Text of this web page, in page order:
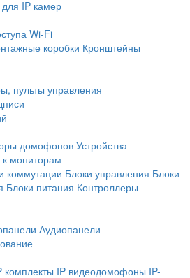
IP камер
Wi-Fi
коробки Кронштейны
пульты управления
домофоновУстройства
мониторам
коммутации Блоки управления Блоки
Блоки питания Контроллеры
Аудиопанели
комплекты IP видеодомофоны IP-